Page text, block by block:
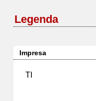
Legenda
Impresa
TI